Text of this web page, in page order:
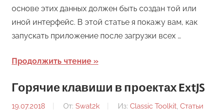
основе этих данных должен быть создан той или
иной интерфейс. В этой статье я покажу вам, как
запускать приложение после загрузки всех …
Продолжить чтение
Горячие клавиши в проектах ExtJS
19.07.2018 От: Swat2k Из: Classic Toolkit, Статьи